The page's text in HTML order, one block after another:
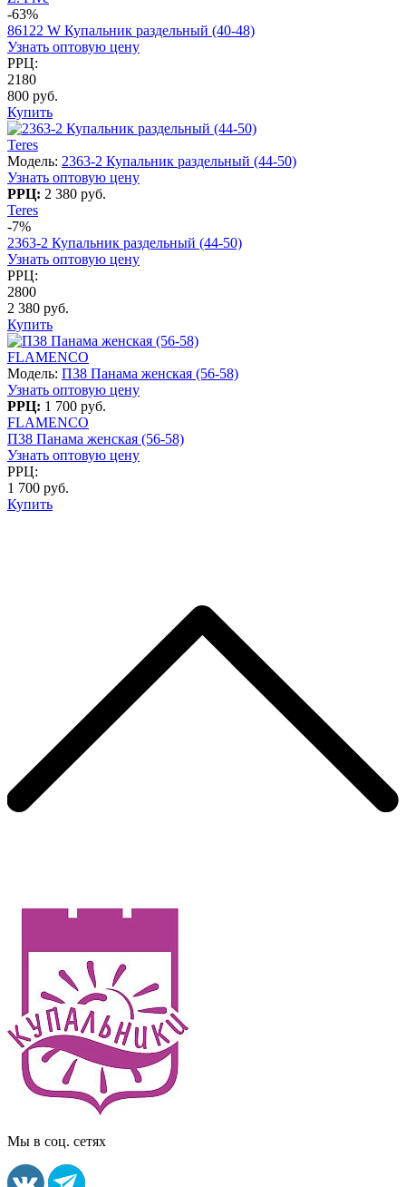
-63%
86122 W Купальник раздельный (40-48)
Узнать оптовую цену
РРЦ:
2180
800 руб.
Купить
Teres
Модель: 2363-2 Купальник раздельный (44-50)
Узнать оптовую цену
РРЦ: 2 380 руб.
Teres
-7%
2363-2 Купальник раздельный (44-50)
Узнать оптовую цену
РРЦ:
2800
2 380 руб.
Купить
FLAMENCO
Модель: П38 Панама женская (56-58)
Узнать оптовую цену
РРЦ: 1 700 руб.
FLAMENCO
П38 Панама женская (56-58)
Узнать оптовую цену
РРЦ:
1 700 руб.
Купить
Мы в соц. сетях